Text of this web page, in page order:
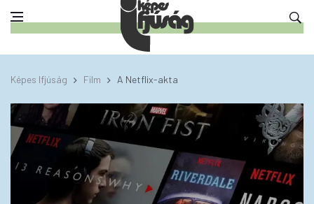
Képes Ifjúság Film A Netflix-akta